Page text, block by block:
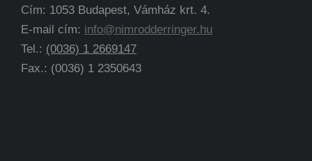
Cím: 1053 Budapest, Vámház krt. 4.
E-mail cím: info@nimrodderringer.hu
Tel.: (0036) 1 2669147
Fax.: (0036) 1 2350643